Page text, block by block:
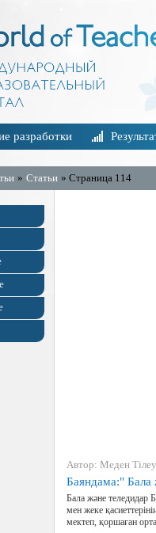
разработки
» Статьи » Страница 114
Автор: Меден
Баяндама:" Бала
Бала және теледидар
мен жеке
мектеп, қоршаған